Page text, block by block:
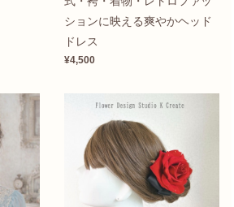
ションに映える爽やかヘッド
ドレス
¥4,500